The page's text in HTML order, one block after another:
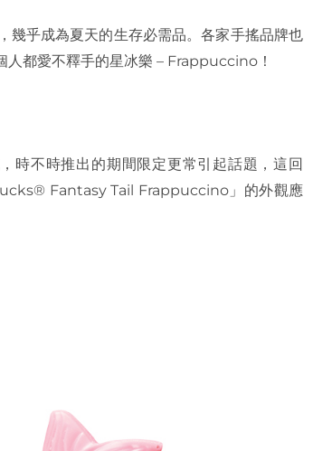
幾乎成為夏天的生存必需品。各家手搖品牌也
人都愛不釋手的星冰樂 – Frappuccino！
時不時推出的期間限定更常引起話題，這回
Fantasy Tail Frappuccino」的外觀應